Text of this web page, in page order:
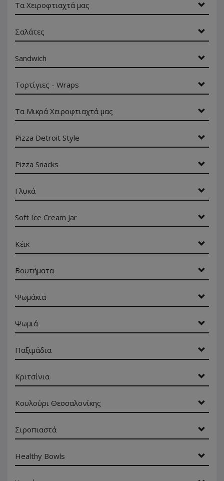
Τα Χειροφτιαχτά μας
Σαλάτες
Sandwich
Τορτίγιες - Wraps
Τα Μικρά Χειροφτιαχτά μας
Pizza Detroit Style
Pizza Snacks
Γλυκά
Soft Ice Cream Jar
Κέικ
Βουτήματα
Ψωμάκια
Ψωμιά
Παξιμάδια
Κριτσίνια
Κουλούρι Θεσσαλονίκης
Σιροπιαστά
Healthy Bowls